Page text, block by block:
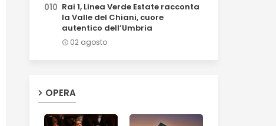
Rai 1, Linea Verde Estate racconta
la Valle del Chiani, cuore
autentico dell’Umbria
02 agosto
OPERA